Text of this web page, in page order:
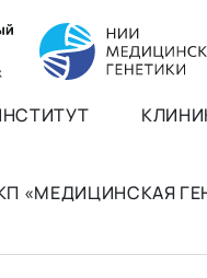
«МЕДИЦИНСКАЯ